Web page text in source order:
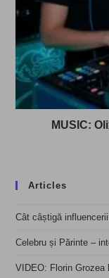
MUSIC:
Articles
Cât câștigă
Celebru și Părinte –
VIDEO: Florin Grozea